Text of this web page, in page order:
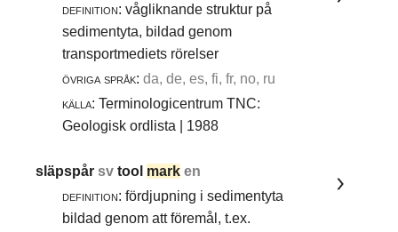
definition: vågliknande struktur på
sedimentyta, bildad genom
transportmediets rörelser
övriga språk: da, de, es, fi, fr, no, ru
källa: Terminologicentrum TNC:
Geologisk ordlista | 1988
släpspårsvtool mark en
definition: fördjupning i sedimentyta
bildad genom att föremål, t.ex.